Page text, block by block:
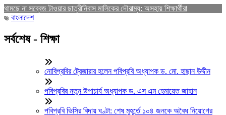
থামছে না সব্বেজ টাওয়ার ছাত্রীনিবাস মালিকের দৌরাত্ম্য: অসহায় শিক্ষার্থীরা
বাংলাদেশ
সর্বশেষ - শিক্ষা
নোবিপ্রবির ট্রেজারার হলেন পবিপ্রবি অধ্যাপক ড. মো. হাছান উদ্দীন
পবিপ্রবির নতুন উপাচার্য অধ্যাপক ড. এস এম হেমায়েত জাহান
পবিপ্রবি ভিসির বিদায় ঘণ্টা: শেষ মুহূর্তে ১০৪ জনকে অবৈধ নিয়োগের